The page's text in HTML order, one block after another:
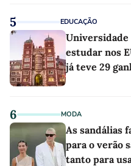
5 EDUCAÇÃO
Universidade
estudar nos
já teve 29
6 MODA
As sandálias
para o verão
tanto para